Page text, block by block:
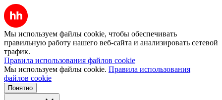
Мы используем файлы cookie, чтобы обеспечивать
правильную работу нашего веб-сайта и анализировать сетевой
трафик.
Правила использования файлов cookie
Мы используем файлы cookie. Правила использования
файлов cookie
Понятно